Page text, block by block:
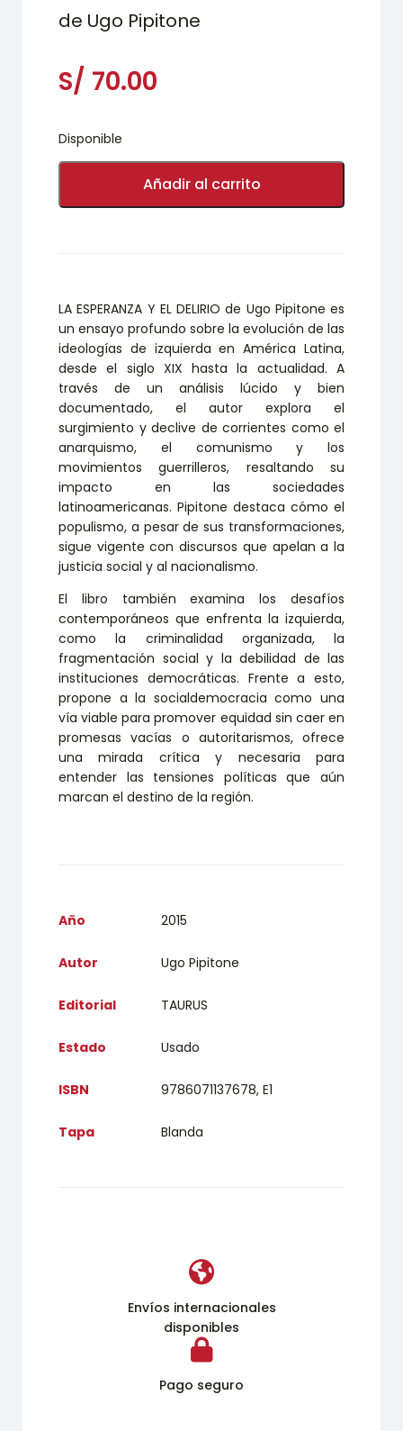
de Ugo Pipitone
S/ 70.00
Disponible
LA
Y
Añadir al carrito
LA ESPERANZA Y EL DELIRIO de Ugo Pipitone es
un ensayo profundo sobre la evolución de las
ideologías de izquierda en América Latina,
desde el siglo XIX hasta la actualidad. A
través de un análisis lúcido y bien
documentado, el autor explora el
surgimiento y declive de corrientes como el
anarquismo, el comunismo y los
movimientos guerrilleros, resaltando su
impacto en las sociedades
latinoamericanas. Pipitone destaca cómo el
populismo, a pesar de sus transformaciones,
sigue vigente con discursos que apelan a la
justicia social y al nacionalismo.
El libro también examina los desafíos
contemporáneos que enfrenta la izquierda,
como la criminalidad organizada, la
fragmentación social y la debilidad de las
instituciones democráticas. Frente a esto,
propone a la socialdemocracia como una
vía viable para promover equidad sin caer en
promesas vacías o autoritarismos, ofrece
una mirada crítica y necesaria para
entender las tensiones políticas que aún
marcan el destino de la región.
Año 2015
Autor Ugo Pipitone
Editorial TAURUS
Estado Usado
ISBN 9786071137678, E1
Tapa Blanda
Envíos internacionales
disponibles
Pago seguro